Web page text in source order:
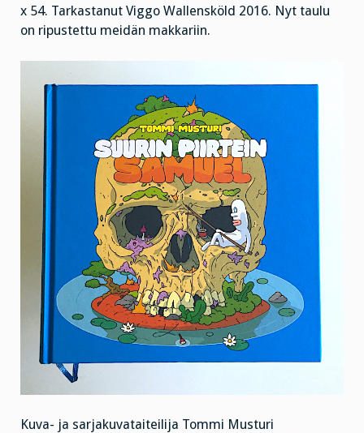
x 54. Tarkastanut Viggo Wallensköld 2016. Nyt taulu
on ripustettu meidän makkariin.
Kuva- ja sarjakuvataiteilija Tommi Musturi